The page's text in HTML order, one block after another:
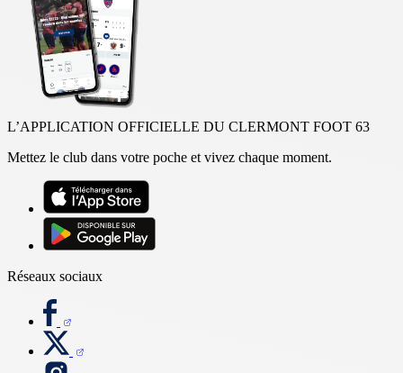
L’APPLICATION OFFICIELLE DU CLERMONT FOOT 63
Mettez le club dans votre poche et vivez chaque moment.
Réseaux sociaux